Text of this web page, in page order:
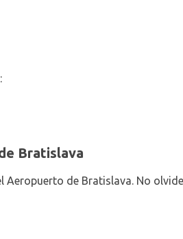
Bratislava
Aeropuerto de Bratislava. No